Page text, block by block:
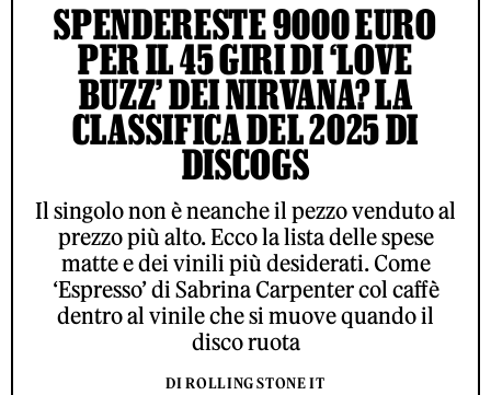
SPENDERESTE 9000 EURO
PER IL 45 GIRI DI ‘LOVE
BUZZ’ DEI NIRVANA? LA
CLASSIFICA DEL 2025 DI
DISCOGS
Il singolo non è neanche il pezzo venduto al
prezzo più alto. Ecco la lista delle spese
matte e dei vinili più desiderati. Come
‘Espresso’ di Sabrina Carpenter col caffè
dentro al vinile che si muove quando il
disco ruota
DI ROLLING STONE IT